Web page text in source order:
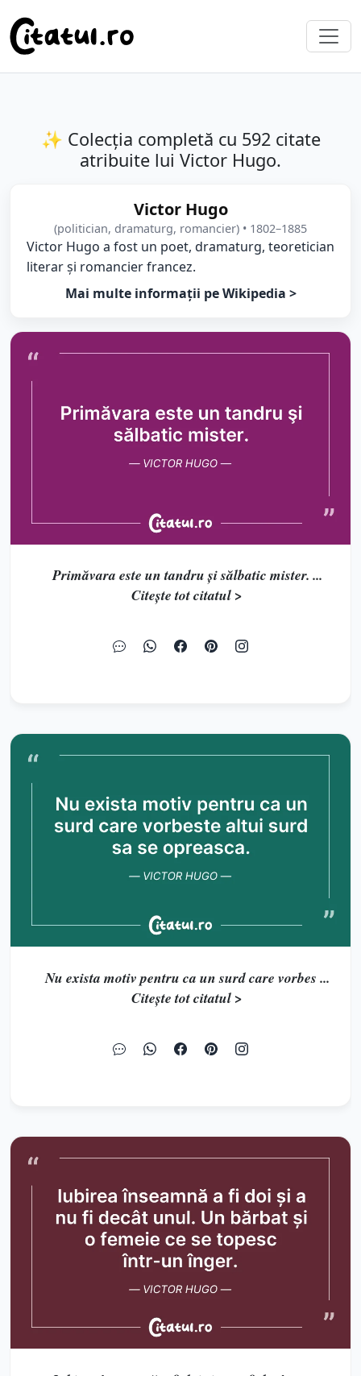
✨ Colecția completă cu 592 citate
atribuite lui Victor Hugo.
Victor Hugo
(politician, dramaturg, romancier) • 1802–1885
Victor Hugo a fost un poet, dramaturg, teoretician
literar și romancier francez.
Mai multe informații pe Wikipedia >
Primăvara este un tandru şi sălbatic mister. ...
Citește tot citatul >
Nu exista motiv pentru ca un surd care vorbes ...
Citește tot citatul >